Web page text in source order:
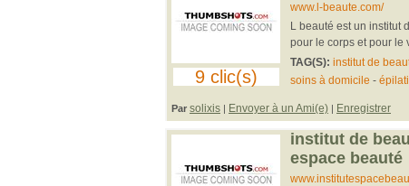
9 clic(s)
www.l-beaute.com/
L beauté est un institut
pour le corps et pour le
TAG(S): institut de
soins à domicile -
Par solixis | Envoyer à un Ami(e) | Enregistrer
institut de
espace beauté